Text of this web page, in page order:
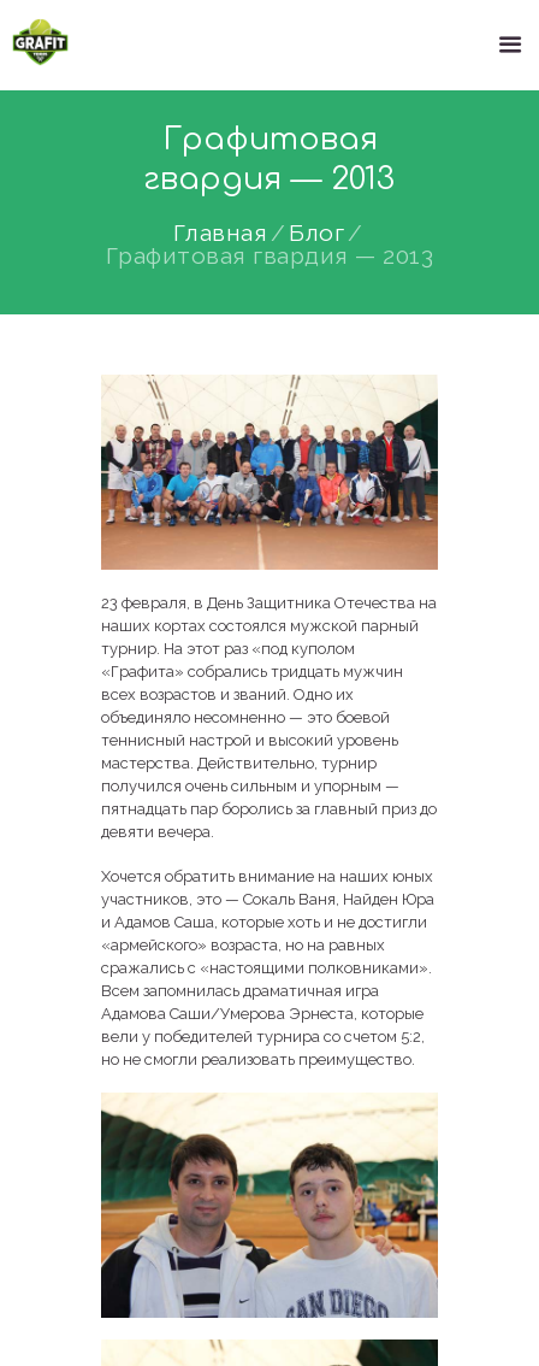
Графитовая
гвардия — 2013
Главная
Блог
Графитовая гвардия — 2013
23 февраля, в День Защитника Отечества на
наших кортах состоялся мужской парный
турнир. На этот раз «под куполом
«Графита» собрались тридцать мужчин
всех возрастов и званий. Одно их
объединяло несомненно — это боевой
теннисный настрой и высокий уровень
мастерства. Действительно, турнир
получился очень сильным и упорным —
пятнадцать пар боролись за главный приз до
девяти вечера.
Хочется обратить внимание на наших юных
участников, это — Сокаль Ваня, Найден Юра
и Адамов Саша, которые хоть и не достигли
«армейского» возраста, но на равных
сражались с «настоящими полковниками».
Всем запомнилась драматичная игра
Адамова Саши/Умерова Эрнеста, которые
вели у победителей турнира со счетом 5:2,
но не смогли реализовать преимущество.